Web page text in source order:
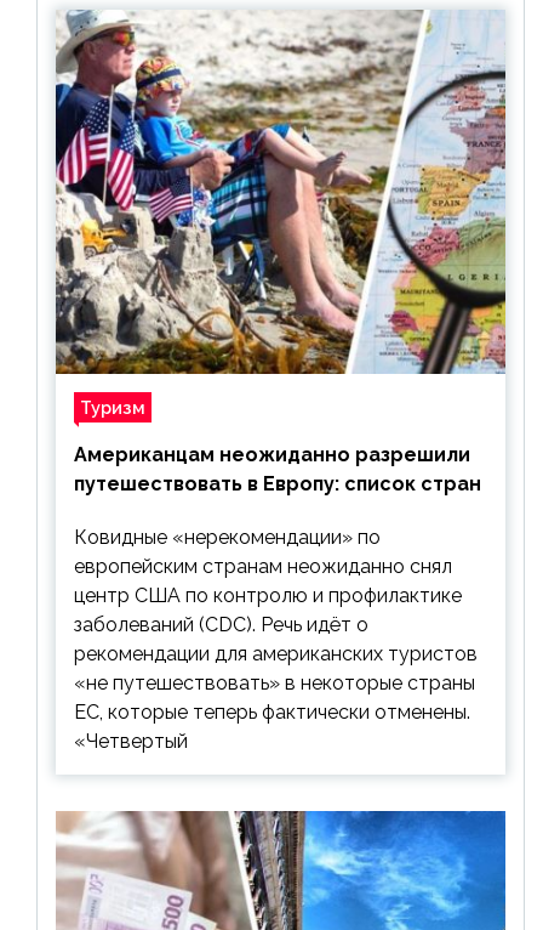
Туризм
Американцам неожиданно разрешили
путешествовать в Европу: список стран
Ковидные «нерекомендации» по
европейским странам неожиданно снял
центр США по контролю и профилактике
заболеваний (CDC). Речь идёт о
рекомендации для американских туристов
«не путешествовать» в некоторые страны
ЕС, которые теперь фактически отменены.
«Четвертый